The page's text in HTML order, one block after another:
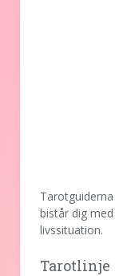
bistår dig
livssituation.
Tarotlinje